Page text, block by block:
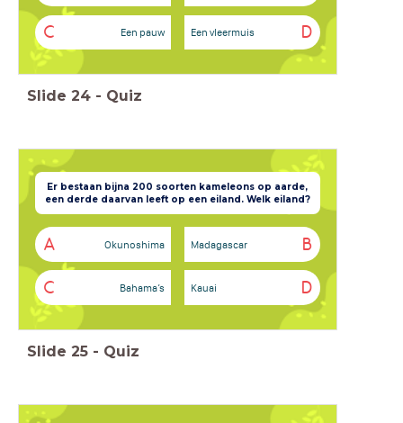
C Een pauw D
Een vleermuis
Slide 24 - Quiz
Er bestaan bijna 200 soorten kameleons op aarde,
een derde daarvan leeft op een eiland. Welk eiland?
A Okunoshima B
Madagascar
C Bahama’s D
Kauai
Slide 25 - Quiz